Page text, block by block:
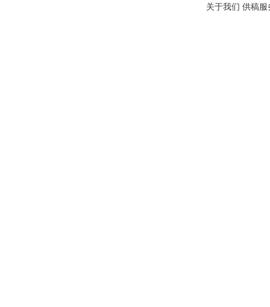
关于我们 供稿服